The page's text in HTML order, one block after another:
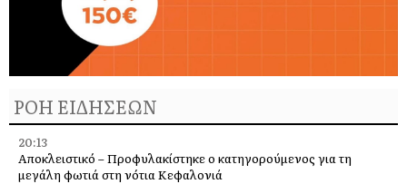
ΡΟΗ ΕΙΔΗΣΕΩΝ
20:13
Αποκλειστικό – Προφυλακίστηκε ο κατηγορούμενος για τη
μεγάλη φωτιά στη νότια Κεφαλονιά